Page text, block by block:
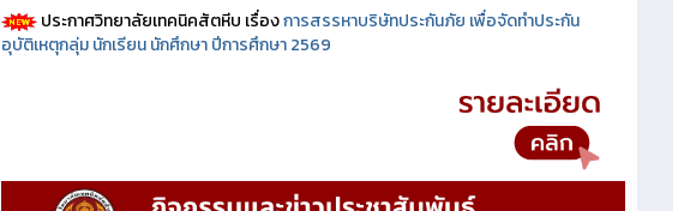
ประกาศวิทยาลัยเทคนิคสัตหีบ เรื่องการสรรหาบริษัทประกันภัย เพื่อจัดทำประกัน
อุบัติเหตุกลุ่ม นักเรียน นักศึกษา ปีการศึกษา 2569